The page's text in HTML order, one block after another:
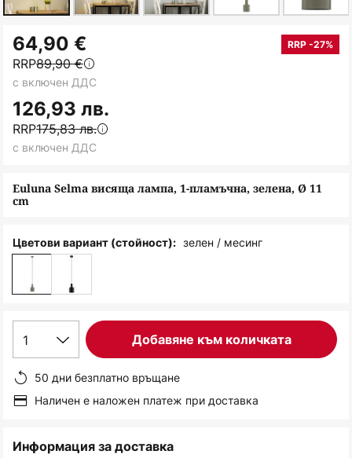
към
началото
на
галерия
със
снимки
Euluna Selma висяща лампа, 1-пламъчна, зелена, Ø 11
cm
64,90 € RRP -27%
RRP89,90 €
126,93 лв.
RRP175,83 лв.
с включен ДДС
с включен ДДС
Цветови вариант (стойност): зелен / месинг
1 Добавяне към количката
50 дни безплатно връщане
Наличен е наложен платеж при доставка
Информация за доставка